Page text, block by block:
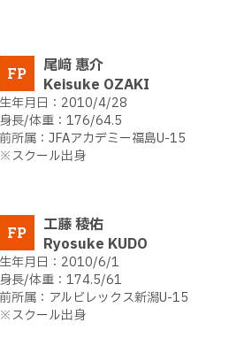
尾﨑 惠介
Keisuke OZAKI
FP
2010/4/28
176/64.5
JFAアカデミー福島U-15
※スクール出身
工藤 稜佑
Ryosuke KUDO
FP
2010/6/1
174.5/61
アルビレックス新潟U-15
※スクール出身